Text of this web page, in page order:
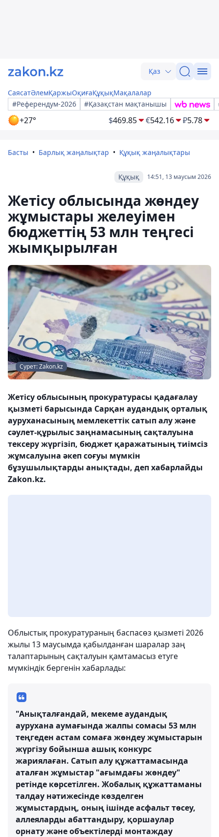
Қаз
СаясатӘлемҚаржыОқиғаҚұқықМақалалар
#Референдум-2026
#Қазақстан мақтанышы
+27° $469.85 €542.16 ₽5.78
Басты Барлық жаңалықтар Құқық жаңалықтары
14:51, 13 маусым 2026
Құқық
Жетісу облысында жөндеу
жұмыстары желеуімен
бюджеттің 53 млн теңгесі
жымқырылған
Сурет: Zakon.kz
Жетісу облысының прокуратурасы қадағалау
қызметі барысында Сарқан аудандық орталық
ауруханасының мемлекеттік сатып алу және
сәулет-құрылыс заңнамасының сақталуына
тексеру жүргізіп, бюджет қаражатының тиімсіз
жұмсалуына әкеп соғуы мүмкін
бұзушылықтарды анықтады, деп хабарлайды
Zakon.kz.
Облыстық прокуратураның баспасөз қызметі 2026
жылы 13 маусымда қабылданған шаралар заң
талаптарының сақталуын қамтамасыз етуге
мүмкіндік бергенін хабарлады:
"Анықталғандай, мекеме аудандық
аурухана аумағында жалпы сомасы 53 млн
теңгеден астам сомаға жөндеу жұмыстарын
жүргізу бойынша ашық конкурс
жариялаған. Сатып алу құжаттамасында
аталған жұмыстар "ағымдағы жөндеу"
ретінде көрсетілген. Жобалық құжаттаманы
талдау нәтижесінде көзделген
жұмыстардың, оның ішінде асфальт төсеу,
аллеяларды абаттандыру, қоршаулар
орнату және объектілерді монтаждау